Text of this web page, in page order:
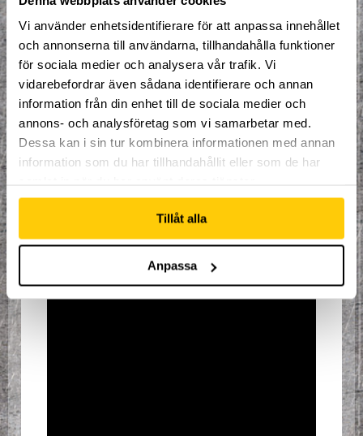
Vi använder enhetsidentifierare för att anpassa innehållet
och annonserna till användarna, tillhandahålla funktioner
för sociala medier och analysera vår trafik. Vi
vidarebefordrar även sådana identifierare och annan
information från din enhet till de sociala medier och
annons- och analysföretag som vi samarbetar med.
Dessa kan i sin tur kombinera informationen med annan
information som du har tillhandahållit eller som de har
Tillåt alla
Anpassa
saker.
Detta ingår i campet:
Mat och dryck
Lån av utrustning
Organiserad och spontan
träning
1st Keps
Pris per vecka 1495:-. (Priset gäller enbart